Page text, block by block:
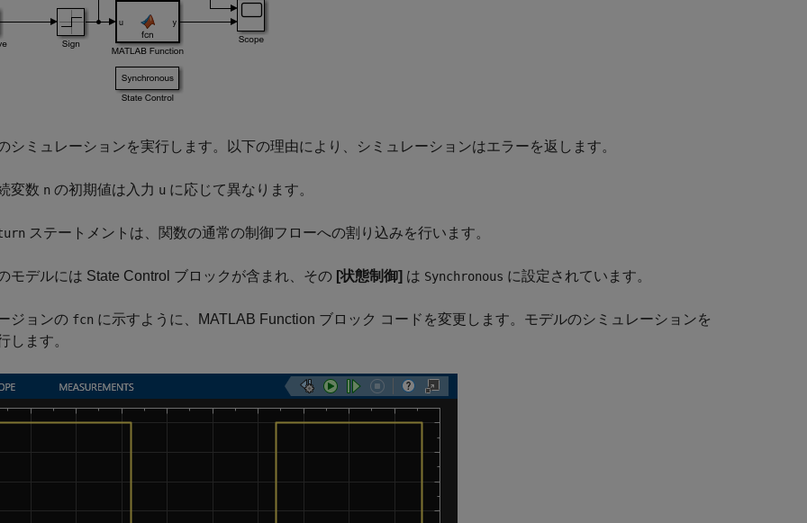
シミュレーションを実行します。以下の理由により、シミュレーションはエラーを返します。
変数 n の初期値は入力 u に応じて異なります。
ステートメントは、関数の通常の制御フローへの割り込みを行います。
モデルには State Control ブロックが含まれ、その [状態制御] は Synchronous に設定されています。
ジョンの fcn に示すように、MATLAB Function ブロック コードを変更します。モデルのシミュレーションを
します。